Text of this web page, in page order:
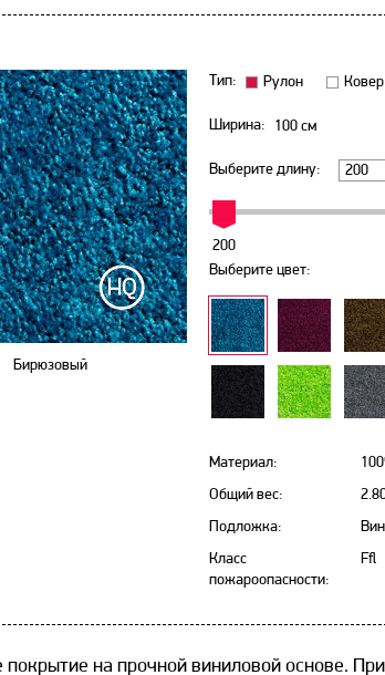
Бирюзовый
Тип: Рулон Ковер
Ширина: 100см
Выберите длину:
200
Выберите цвет:
Материал:
Общий вес:
Подложка:
Класс
пожароопасности:
Ffl
покрытие на прочной виниловой основе.